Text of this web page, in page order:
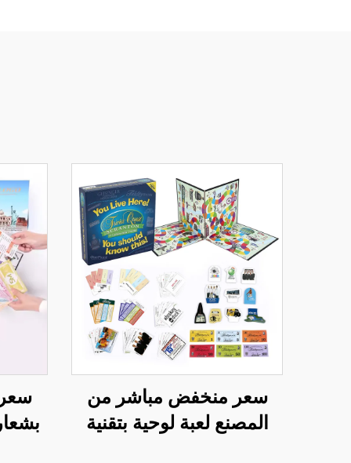
سعر منخفض مباشر من
المصنع لعبة لوحية بتقنية
سعر